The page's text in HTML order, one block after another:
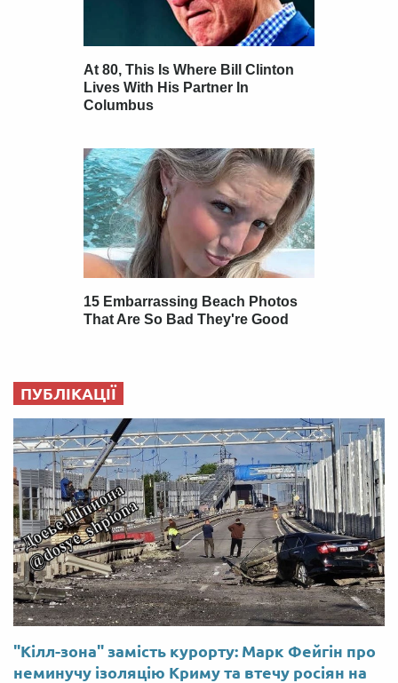
ПУБЛІКАЦІЇ
"Кілл-зона" замість курорту: Марк Фейгін про
неминучу ізоляцію Криму та втечу росіян на